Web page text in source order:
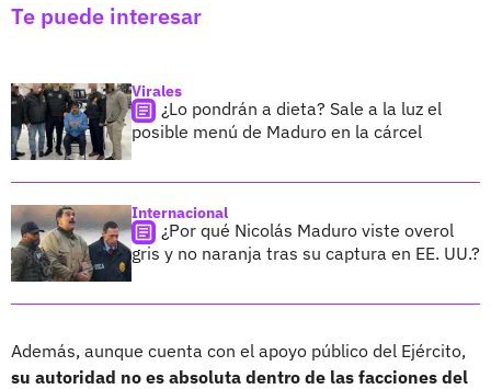
Te puede interesar
Virales
¿Lo pondrán a dieta? Sale a la luz el
posible menú de Maduro en la cárcel
Internacional
¿Por qué Nicolás Maduro viste overol
gris y no naranja tras su captura en EE. UU.?
Además, aunque cuenta con el apoyo público del Ejército,
su autoridad no es absoluta dentro de las facciones del